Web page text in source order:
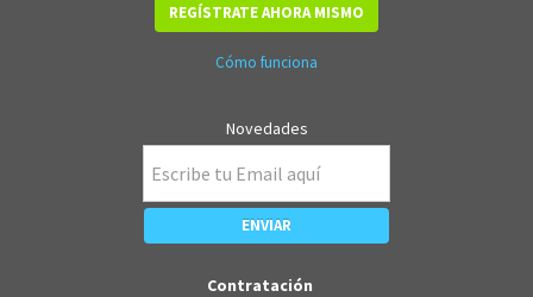
REGÍSTRATE AHORA MISMO
Cómo funciona
Novedades
Contratación